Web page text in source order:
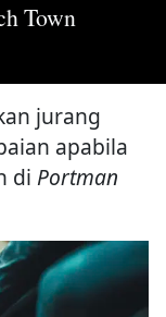
Town
jurang
apabila
di Portman